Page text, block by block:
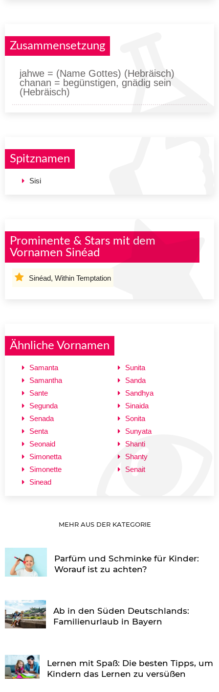
Zusammensetzung
jahwe = (Name Gottes) (Hebräisch)
chanan = begünstigen, gnädig sein
(Hebräisch)
Spitznamen
Sisi
Prominente & Stars mit dem
Vornamen Sinéad
Sinéad, Within Temptation
Ähnliche Vornamen
Samanta
Samantha
Sante
Segunda
Senada
Senta
Seonaid
Simonetta
Simonette
Sinead
Sunita
Sanda
Sandhya
Sinaida
Sonita
Sunyata
Shanti
Shanty
Senait
MEHR AUS DER KATEGORIE
Parfüm und Schminke für Kinder:
Worauf ist zu achten?
Ab in den Süden Deutschlands:
Familienurlaub in Bayern
Lernen mit Spaß: Die besten Tipps, um
Kindern das Lernen zu versüßen